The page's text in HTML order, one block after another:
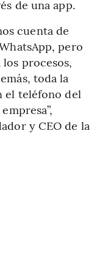
de una app.
cuenta de
pero
procesos,
toda la
el teléfono del
y CEO de la